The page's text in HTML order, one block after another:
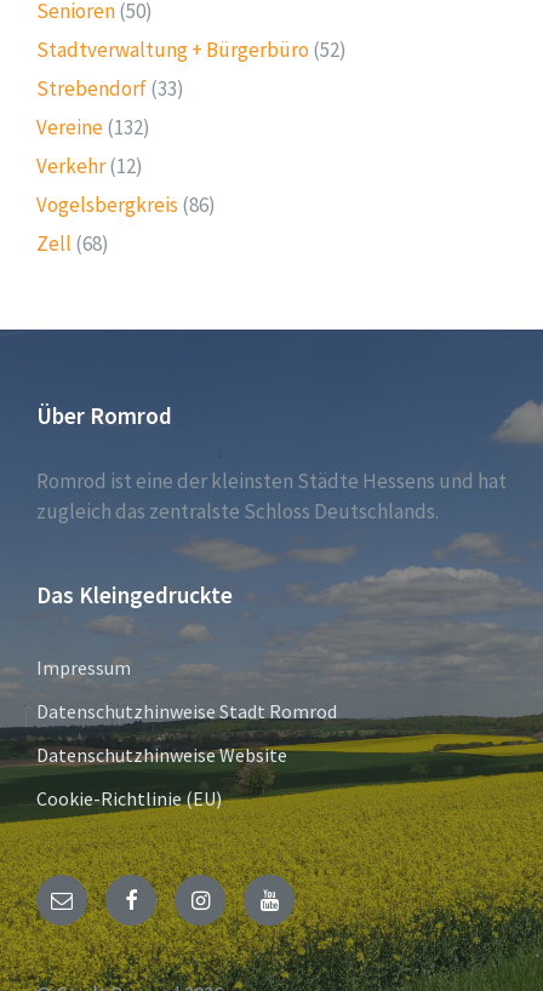
Senioren(50)
Stadtverwaltung + Bürgerbüro (52)
Strebendorf(33)
Vereine(132)
Verkehr(12)
Vogelsbergkreis (86)
Zell (68)
Über Romrod
Romrod ist eine der kleinsten Städte Hessens und hat
zugleich das zentralste Schloss Deutschlands.
Das Kleingedruckte
Impressum
Datenschutzhinweise Stadt Romrod
Datenschutzhinweise Website
Cookie-Richtlinie (EU)
E-
Mail
FacebookInstagramYouTube